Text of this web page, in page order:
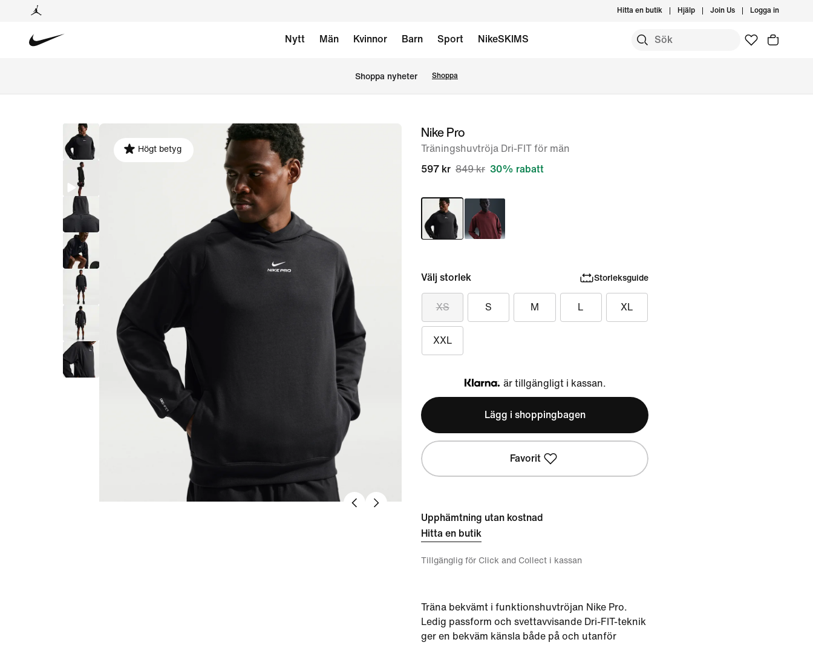
Hitta en butik Hjälp Join Us Logga in
Nytt Män Kvinnor Barn Sport NikeSKIMS
Shoppa nyheter Shoppa
Högt betyg
Nike Pro
Träningshuvtröja Dri-FIT för män
597 kr 849 kr 30% rabatt
Välj storlek Storleksguide
XS S M L XL
XXL
Klarna
är tillgängligt i kassan.
Lägg i shoppingbagen
Favorit
Upphämtning utan kostnad
Hitta en butik
Tillgänglig för Click and Collect i kassan
Träna bekvämt i funktionshuvtröjan Nike Pro.
Ledig passform och svettavvisande Dri-FIT-teknik
ger en bekväm känsla både på och utanför